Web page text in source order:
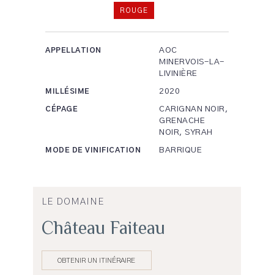
ROUGE
APPELLATION
AOC
MINERVOIS-LA-
LIVINIÈRE
MILLÉSIME 2020
CÉPAGE
CARIGNAN NOIR,
GRENACHE
NOIR, SYRAH
MODE DE VINIFICATION BARRIQUE
LE DOMAINE
Château Faiteau
OBTENIR UN ITINÉRAIRE